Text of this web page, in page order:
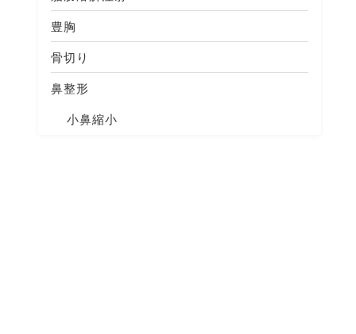
豊胸
骨切り
鼻整形
小鼻縮小